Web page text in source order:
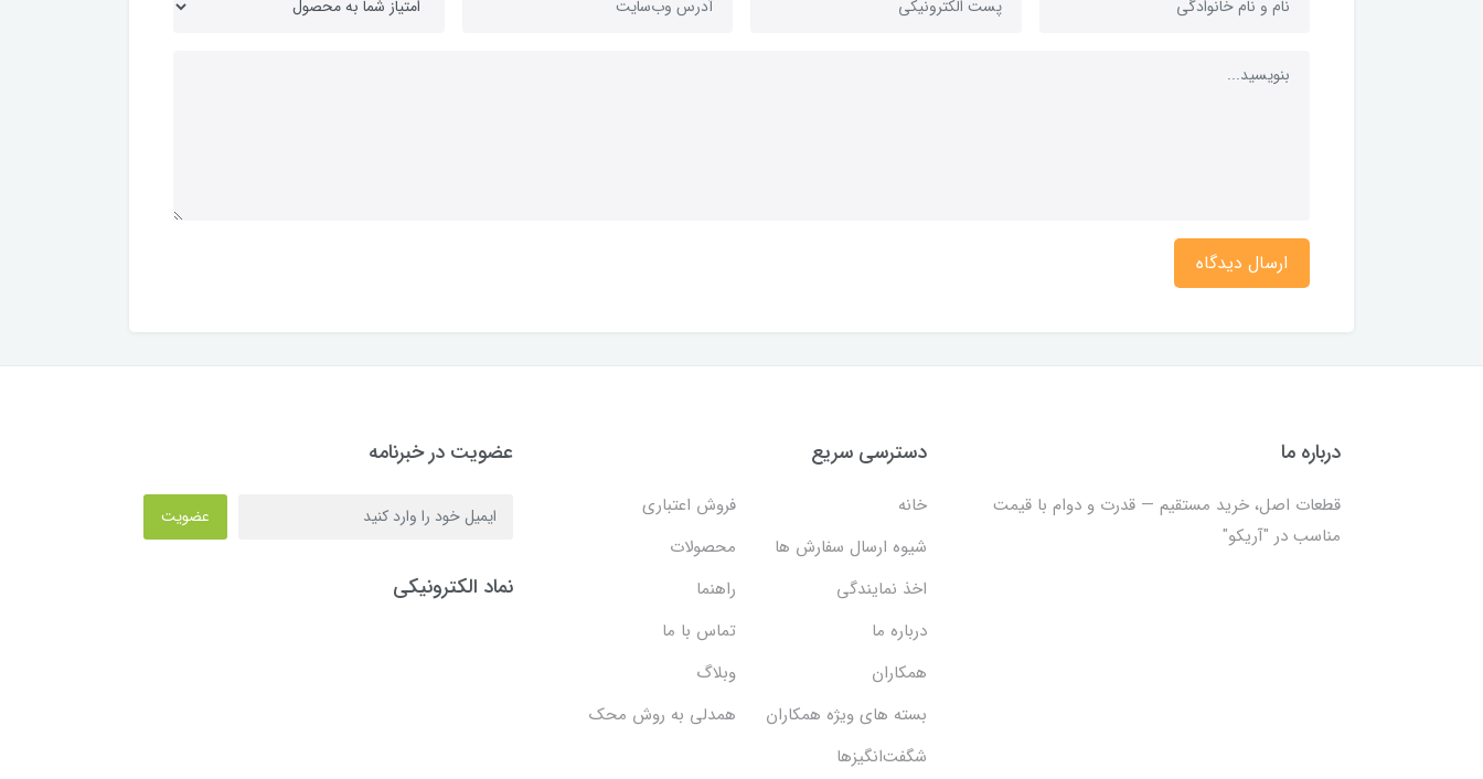
ارسال دیدگاه
درباره ما
قطعات اصل، خرید مستقیم — قدرت و دوام با قیمت
مناسب در "آریکو"
دسترسی سریع
خانه
فروش اعتباری
شیوه ارسال سفارش ها
محصولات
اخذ نمایندگی
راهنما
درباره ما
تماس با ما
همکاران
وبلاگ
بسته های ویژه همکاران
همدلی به روش محک
شگفت‌انگیزها
عضویت در خبرنامه
عضویت
نماد الکترونیکی